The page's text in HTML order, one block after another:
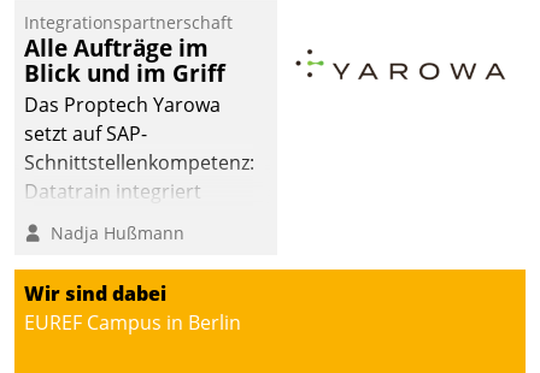
Integrationspartnerschaft
Alle Aufträge im
Blick und im Griff
Das Proptech Yarowa
setzt auf SAP-
Schnittstellenkompetenz:
Datatrain integriert
Yarowas Portal zur
Vergabe und Verwaltung
von Aufträgen der
operativen
Instandhaltung in die
Nadja Hußmann
Wir sind dabei
EUREF Campus in Berlin